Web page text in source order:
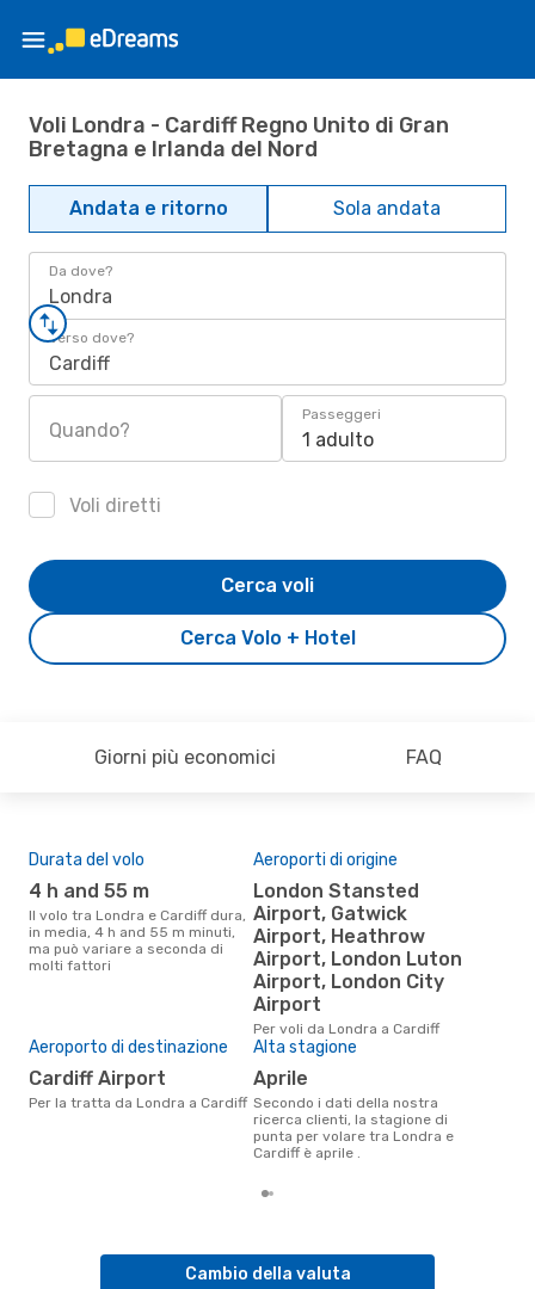
Voli Londra - Cardiff Regno Unito di Gran
Bretagna e Irlanda del Nord
Andata e ritorno Sola andata
Da dove?
Londra
Verso dove?
Cardiff
Quando?
Passeggeri
1 adulto
Voli diretti
Cerca Volo + Hotel
Cerca voli
Giorni più economici FAQ
Durata del volo
4 h and 55 m
Il volo tra Londra e Cardiff dura,
in media, 4 h and 55 m minuti,
ma può variare a seconda di
molti fattori
Aeroporti di origine
London Stansted
Airport, Gatwick
Airport, Heathrow
Airport, London Luton
Airport, London City
Airport
Per voli da Londra a Cardiff
Aeroporto di destinazione
Cardiff Airport
Per la tratta da Londra a Cardiff
Alta stagione
aprile
Secondo i dati della nostra
ricerca clienti, la stagione di
punta per volare tra Londra e
Cardiff è aprile .
Cambio della valuta